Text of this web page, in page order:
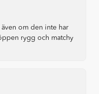
om den inte har
rygg och matchy